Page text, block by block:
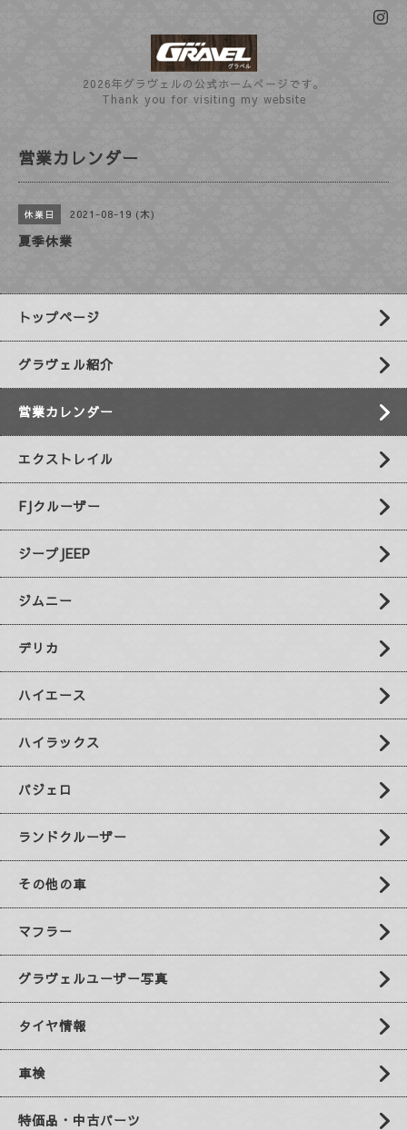
2026年グラヴェルの公式ホームぺージです。
Thank you for visiting my website
営業カレンダー
休業日 2021-08-19 (木)
夏季休業
トップページ
グラヴェル紹介
営業カレンダー
エクストレイル
FJクルーザー
ジープJEEP
ジムニー
デリカ
ハイエース
ハイラックス
パジェロ
ランドクルーザー
その他の車
マフラー
グラヴェルユーザー写真
タイヤ情報
車検
特価品・中古パーツ